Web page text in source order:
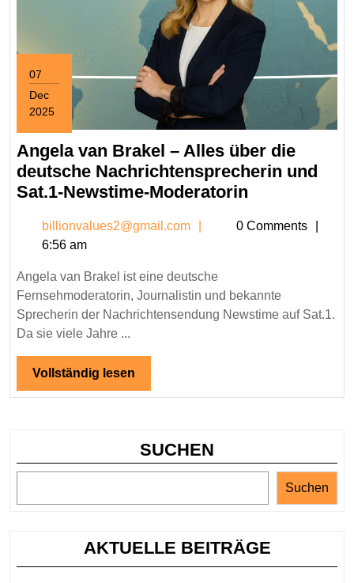
07
Dec
2025
December
7,
2025
Angela van Brakel – Alles über die
deutsche Nachrichtensprecherin und
Sat.1-Newstime-Moderatorin
Brakel
über
die
Sat.1-
billionvalues2@gmail.com
0 Comments
6:56 am
Angela van Brakel ist eine deutsche
Fernsehmoderatorin, Journalistin und bekannte
Sprecherin der Nachrichtensendung Newstime auf Sat.1.
Da sie viele Jahre ...
Vollständig lesen
lesen
SUCHEN
Suchen
AKTUELLE BEITRÄGE